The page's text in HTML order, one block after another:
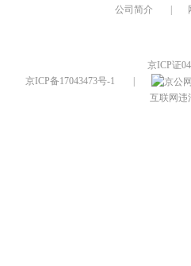
公司简介
京ICP证
京ICP备17043473号-1
互联网违